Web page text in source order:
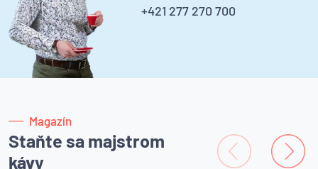
+421 277 270 700
Magazín
Staňte sa majstrom
kávy